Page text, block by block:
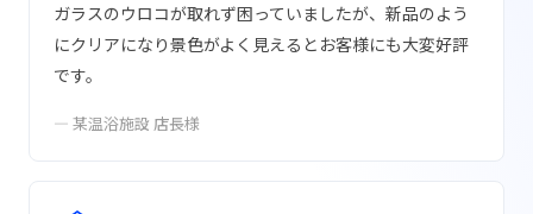
ガラスのウロコが取れず困っていましたが、新品のよう
にクリアになり景色がよく見えるとお客様にも大変好評
です。
— 某温浴施設 店長様